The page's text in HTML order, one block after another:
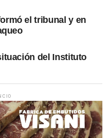
el tribunal y en
del Instituto